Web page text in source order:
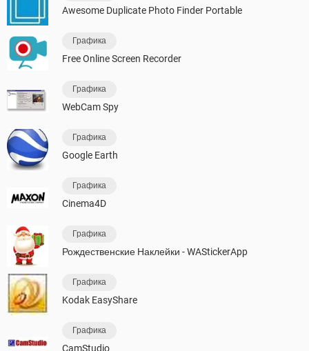
Awesome Duplicate Photo Finder Portable
Графика
Free Online Screen Recorder
Графика
WebCam Spy
Графика
Google Earth
Графика
Cinema4D
Графика
Рождественские Наклейки - WAStickerApp
Графика
Kodak EasyShare
Графика
CamStudio